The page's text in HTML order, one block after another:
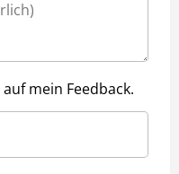
mein Feedback.